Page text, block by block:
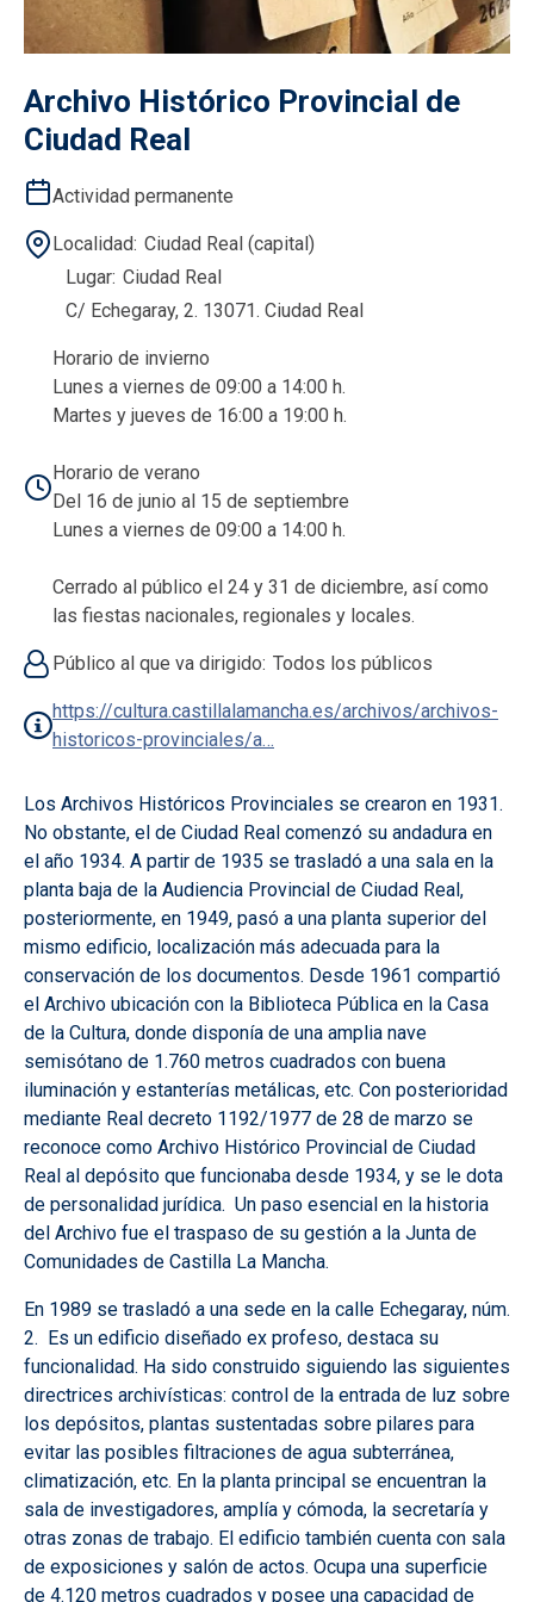
Archivo Histórico Provincial de
Ciudad Real
Actividad permanente
Localidad Ciudad Real (capital)
Lugar Ciudad Real
C/ Echegaray, 2. 13071. Ciudad Real
Horario de invierno
Lunes a viernes de 09:00 a 14:00 h.
Martes y jueves de 16:00 a 19:00 h.
Horario de verano
Del 16 de junio al 15 de septiembre
Lunes a viernes de 09:00 a 14:00 h.
Cerrado al público el 24 y 31 de diciembre, así como
las fiestas nacionales, regionales y locales.
Público al que va dirigido Todos los públicos
https://cultura.castillalamancha.es/archivos/archivos-
historicos-provinciales/a…
Los Archivos Históricos Provinciales se crearon en 1931.
No obstante, el de Ciudad Real comenzó su andadura en
el año 1934. A partir de 1935 se trasladó a una sala en la
planta baja de la Audiencia Provincial de Ciudad Real,
posteriormente, en 1949, pasó a una planta superior del
mismo edificio, localización más adecuada para la
conservación de los documentos. Desde 1961 compartió
el Archivo ubicación con la Biblioteca Pública en la Casa
de la Cultura, donde disponía de una amplia nave
semisótano de 1.760 metros cuadrados con buena
iluminación y estanterías metálicas, etc. Con posterioridad
mediante Real decreto 1192/1977 de 28 de marzo se
reconoce como Archivo Histórico Provincial de Ciudad
Real al depósito que funcionaba desde 1934, y se le dota
de personalidad jurídica. Un paso esencial en la historia
del Archivo fue el traspaso de su gestión a la Junta de
Comunidades de Castilla La Mancha.
En 1989 se trasladó a una sede en la calle Echegaray, núm.
2. Es un edificio diseñado ex profeso, destaca su
funcionalidad. Ha sido construido siguiendo las siguientes
directrices archivísticas: control de la entrada de luz sobre
los depósitos, plantas sustentadas sobre pilares para
evitar las posibles filtraciones de agua subterránea,
climatización, etc. En la planta principal se encuentran la
sala de investigadores, amplía y cómoda, la secretaría y
otras zonas de trabajo. El edificio también cuenta con sala
de exposiciones y salón de actos. Ocupa una superficie
de 4.120 metros cuadrados y posee una capacidad de